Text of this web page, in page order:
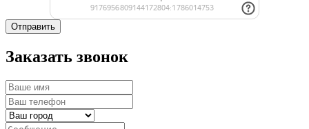
Отправить
Заказать звонок